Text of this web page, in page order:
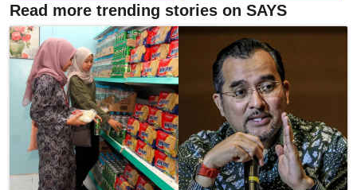
Read more trending stories on SAYS